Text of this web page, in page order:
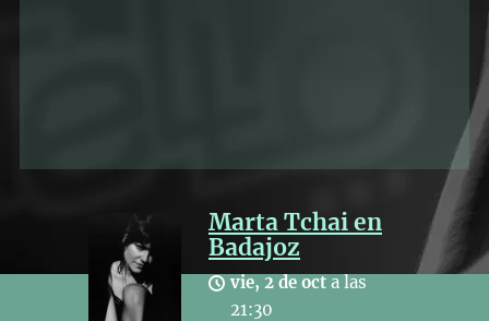
Marta Tchai en
Badajoz
vie, 2 de octa las
21:30